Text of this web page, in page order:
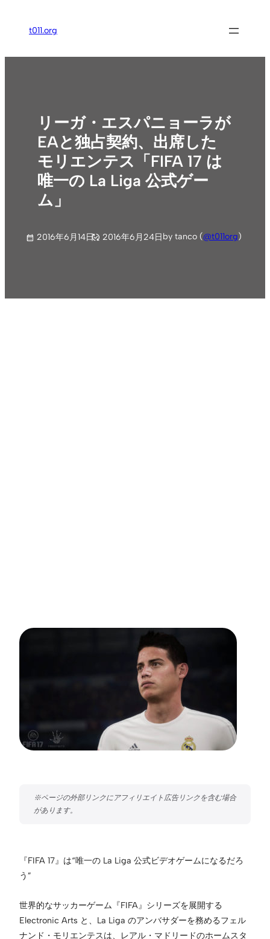
ス
t011.org
リーガ・エスパニョーラが
EAと独占契約、出席した
モリエンテス「FIFA 17 は
唯一の La Liga 公式ゲー
ム」
2016年6月14日 2016年6月24日by tanco (@t011org)
『FIFA 17』は“唯一の La Liga 公式ビデオゲームになるだろ
う”
世界的なサッカーゲーム『FIFA』シリーズを展開する
Electronic Arts と、La Liga のアンバサダーを務めるフェル
ナンド・モリエンテスは、レアル・マドリードのホームスタ